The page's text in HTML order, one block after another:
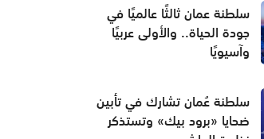
سلطنة عمان ثالثًا عالميًا في
جودة الحياة.. والأولى عربيًا
وآسيويًا
سلطنة عُمان تشارك في تأبين
ضحايا «برود بيك» وتستذكر